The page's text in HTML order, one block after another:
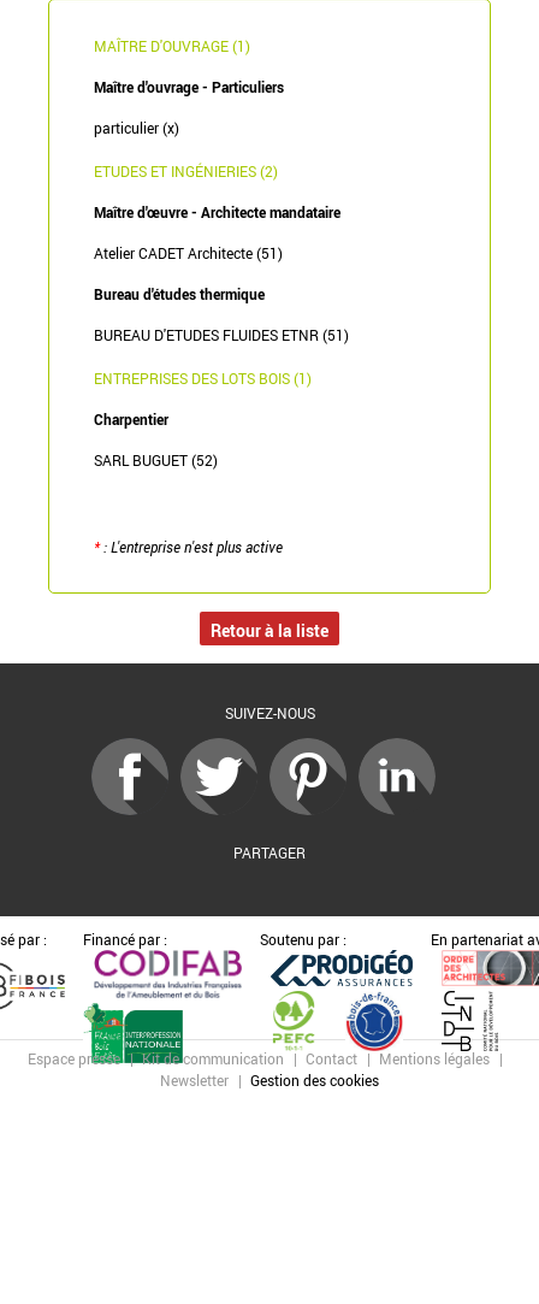
MAÎTRE D'OUVRAGE (1)
Maître d'ouvrage - Particuliers
particulier (x)
ETUDES ET INGÉNIERIES (2)
Maître d'œuvre - Architecte mandataire
Atelier CADET Architecte (51)
Bureau d'études thermique
BUREAU D'ETUDES FLUIDES ETNR (51)
ENTREPRISES DES LOTS BOIS (1)
Charpentier
SARL BUGUET (52)
*: L'entreprise n'est plus active
Retour à la liste
SUIVEZ-NOUS
PARTAGER
par : Financé par : Soutenu par : En partenariat
Espace presse Kit de communication Contact
Mentions légales
Newsletter
Gestion des cookies